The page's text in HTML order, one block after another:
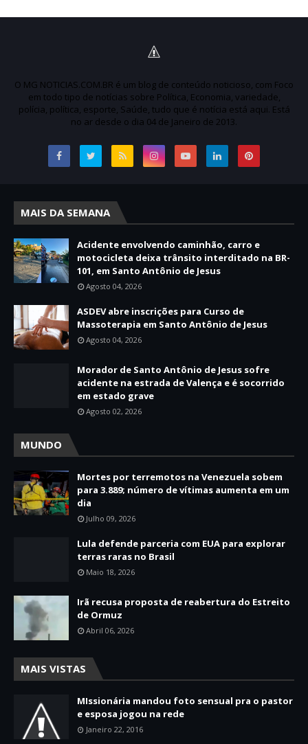
O MG NOTICIAS.COM.BR é um blog de conteúdo noticioso, com Foco
em todo tipo de notícias sobre Política, Economia, variedade,
polícia, política, esporte, Saúde, tudo que é notícia está aqui. Está
no ar desde o dia 04 de Janeiro de 2013.
MAIS DA SEMANA
Acidente envolvendo caminhão, carro e
motocicleta deixa trânsito interditado na BR-
101, em Santo Antônio de Jesus
Agosto 04, 2026
ASDEV abre inscrições para Curso de
Massoterapia em Santo Antônio de Jesus
Agosto 04, 2026
Morador de Santo Antônio de Jesus sofre
acidente na estrada de Valença e é socorrido
em estado grave
Agosto 02, 2026
MUNDO
Mortes por terremotos na Venezuela sobem
para 3.889; número de vítimas aumenta em um
dia
Julho 09, 2026
Lula defende parceria com EUA para explorar
terras raras no Brasil
Maio 18, 2026
Irã recusa proposta de reabertura do Estreito
de Ormuz
Abril 06, 2026
MAIS VISTAS
MIssionária mandou foto sensual pra o pastor
e esposa jogou na rede
Janeiro 22, 2016